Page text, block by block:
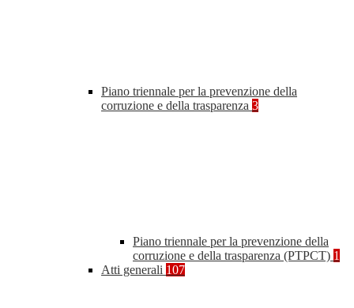
Piano triennale per la prevenzione della
corruzione e della trasparenza 3
Piano triennale per la prevenzione della
corruzione e della trasparenza (PTPCT) 1
Atti generali 107